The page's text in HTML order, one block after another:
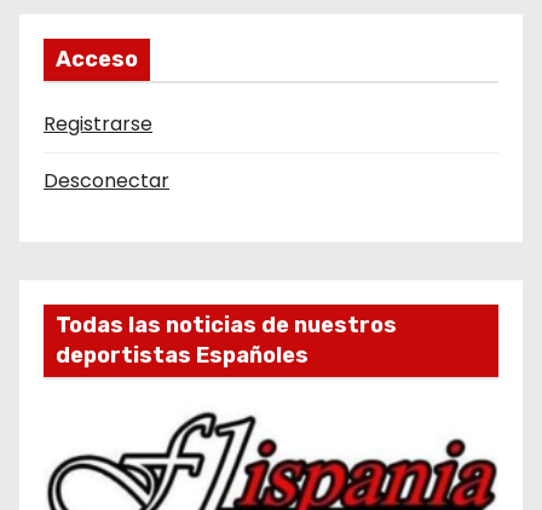
Acceso
Registrarse
Desconectar
Todas las noticias de nuestros
deportistas Españoles